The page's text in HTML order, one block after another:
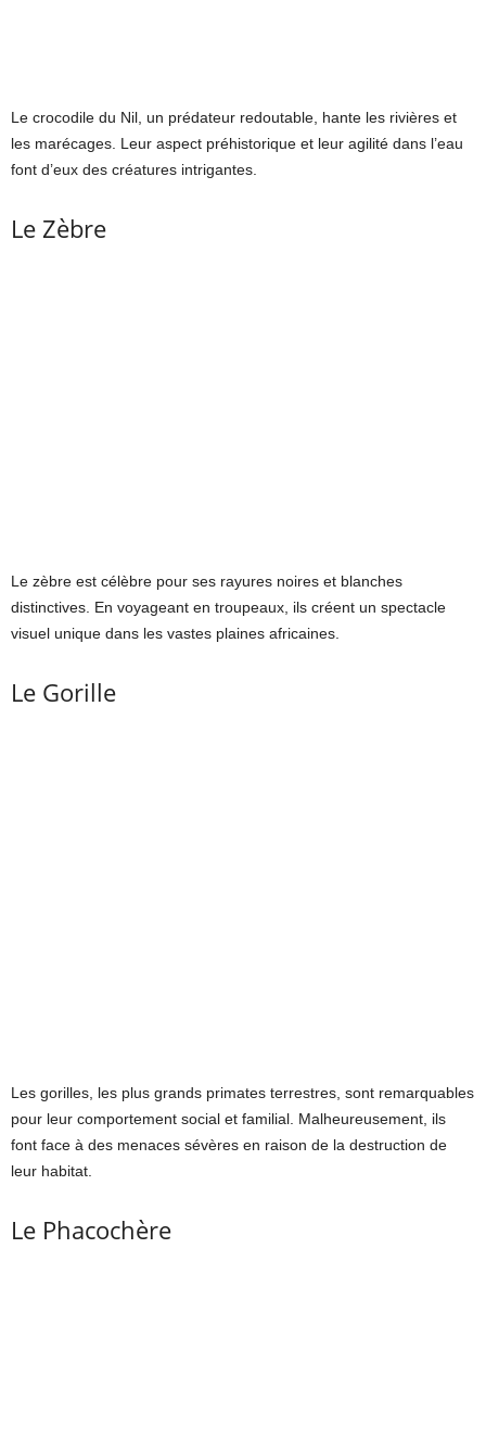
Le crocodile du Nil, un prédateur redoutable, hante les rivières et
les marécages. Leur aspect préhistorique et leur agilité dans l’eau
font d’eux des créatures intrigantes.
Le Zèbre
Le zèbre est célèbre pour ses rayures noires et blanches
distinctives. En voyageant en troupeaux, ils créent un spectacle
visuel unique dans les vastes plaines africaines.
Le Gorille
Les gorilles, les plus grands primates terrestres, sont remarquables
pour leur comportement social et familial. Malheureusement, ils
font face à des menaces sévères en raison de la destruction de
leur habitat.
Le Phacochère